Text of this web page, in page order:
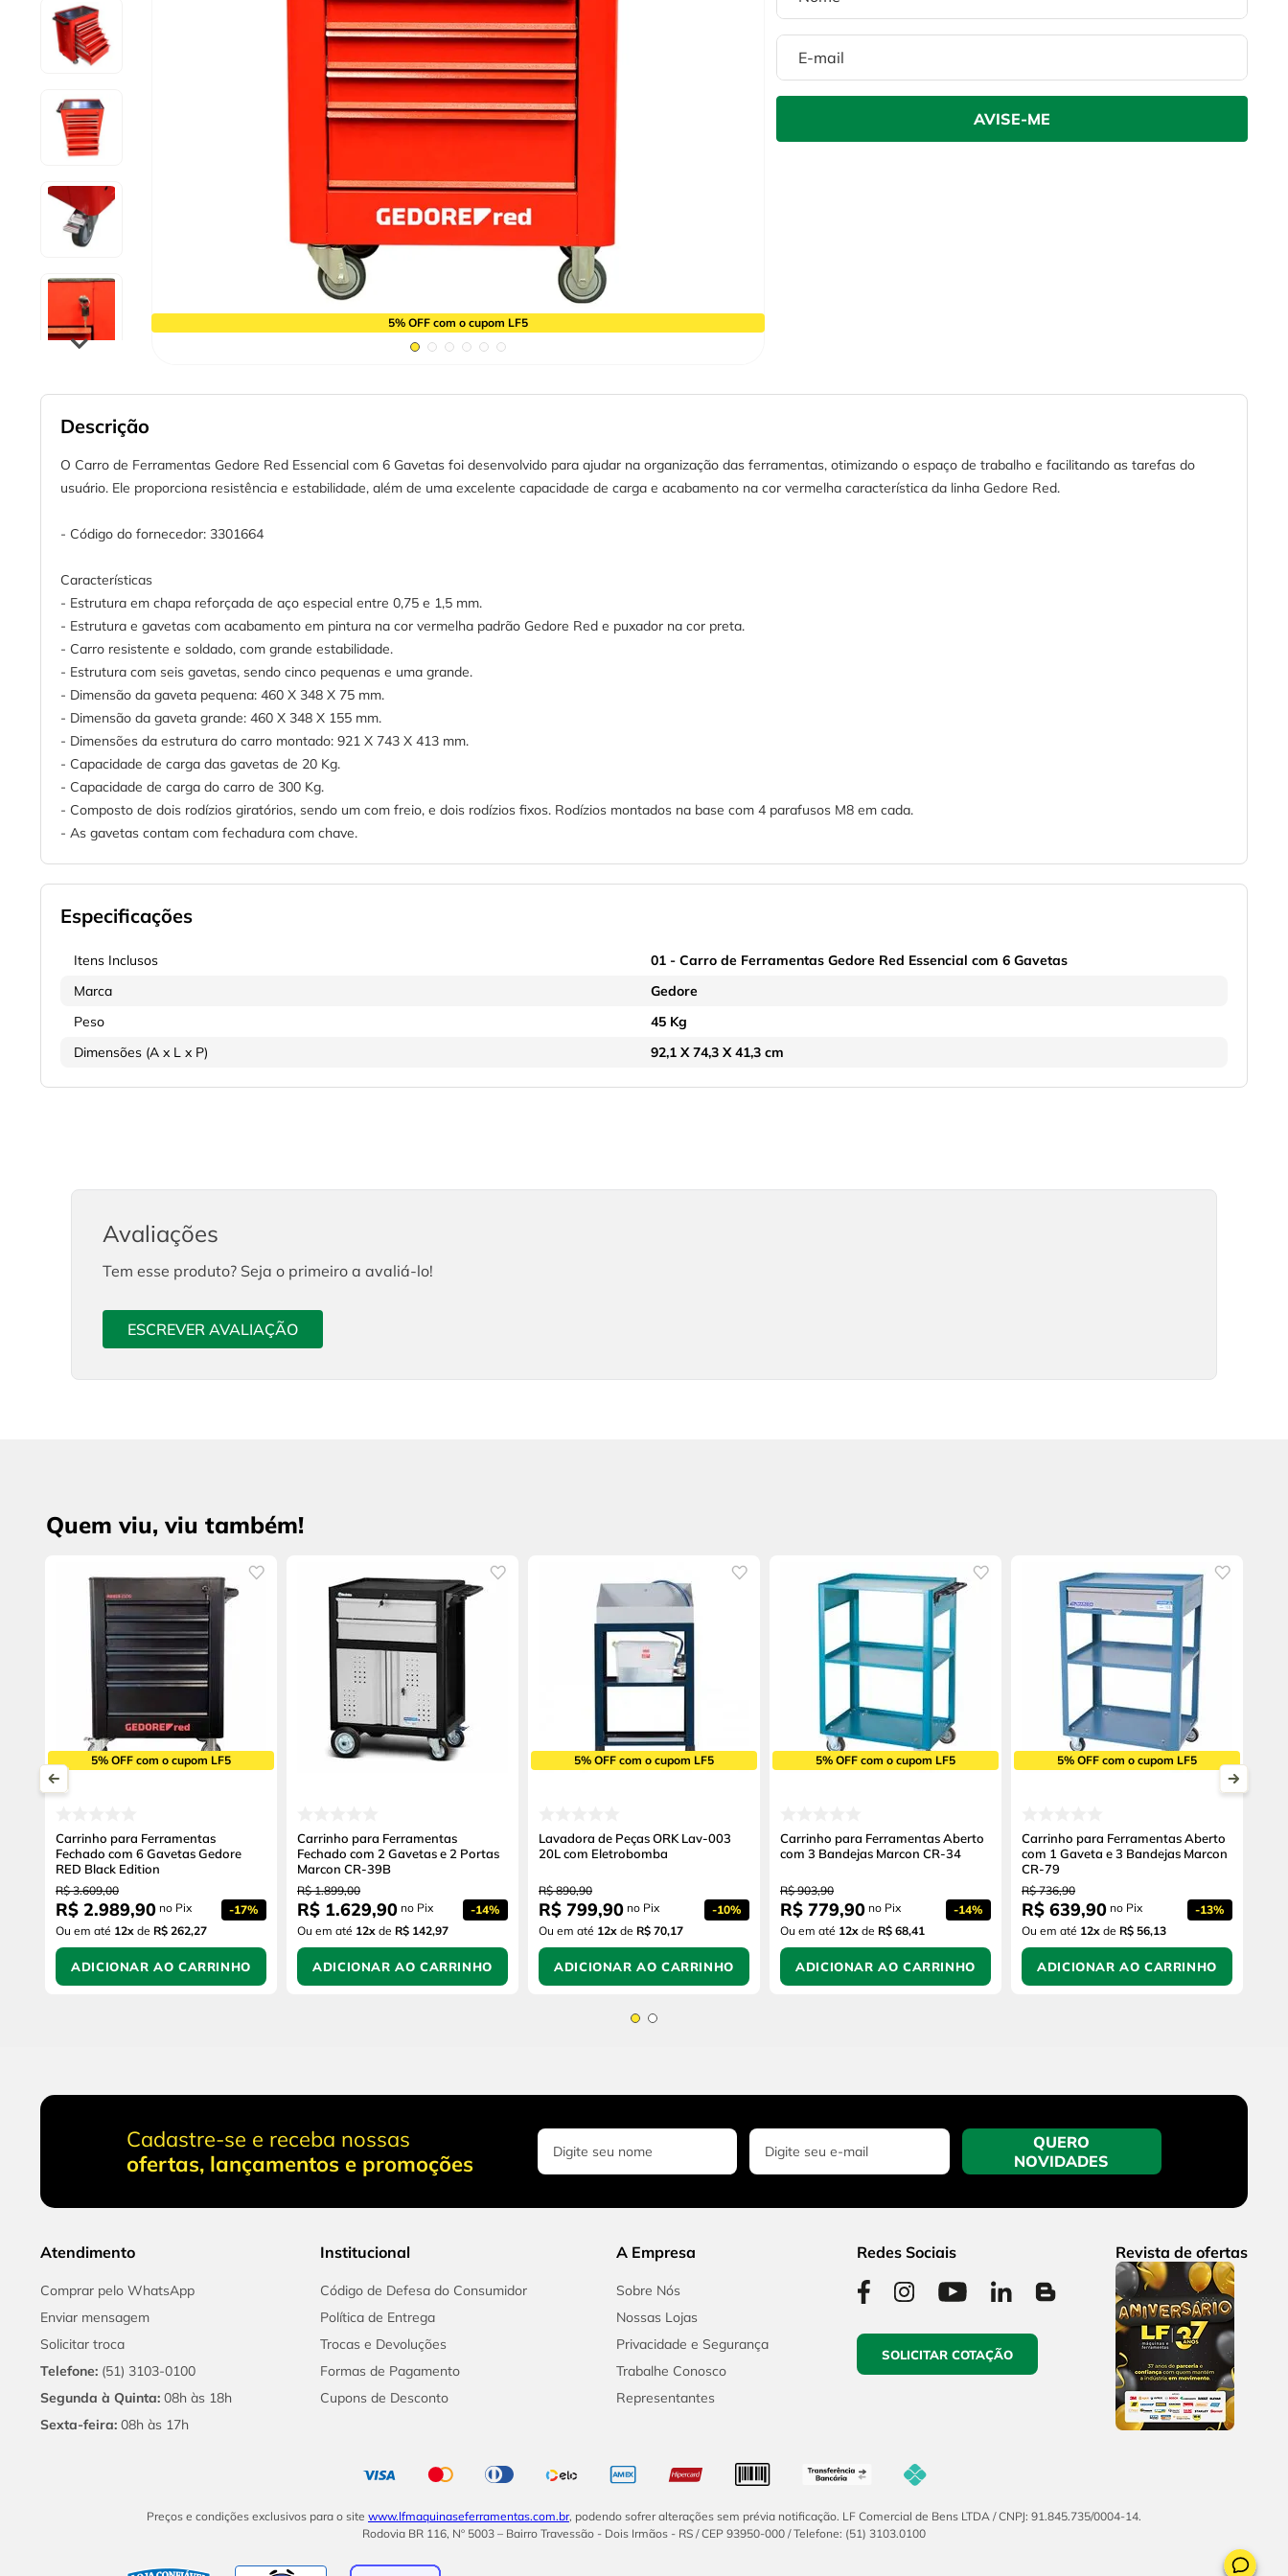
5% OFF com o cupom LF5
Descrição
O Carro de Ferramentas Gedore Red Essencial com 6 Gavetas foi desenvolvido para ajudar na organização das ferramentas, otimizando o espaço de trabalho e facilitando as tarefas do
usuário. Ele proporciona resistência e estabilidade, além de uma excelente capacidade de carga e acabamento na cor vermelha característica da linha Gedore Red.
- Código do fornecedor: 3301664
Características
- Estrutura em chapa reforçada de aço especial entre 0,75 e 1,5 mm.
- Estrutura e gavetas com acabamento em pintura na cor vermelha padrão Gedore Red e puxador na cor preta.
- Carro resistente e soldado, com grande estabilidade.
- Estrutura com seis gavetas, sendo cinco pequenas e uma grande.
- Dimensão da gaveta pequena: 460 X 348 X 75 mm.
- Dimensão da gaveta grande: 460 X 348 X 155 mm.
- Dimensões da estrutura do carro montado: 921 X 743 X 413 mm.
- Capacidade de carga das gavetas de 20 Kg.
- Capacidade de carga do carro de 300 Kg.
- Composto de dois rodízios giratórios, sendo um com freio, e dois rodízios fixos. Rodízios montados na base com 4 parafusos M8 em cada.
- As gavetas contam com fechadura com chave.
Especificações
Itens Inclusos
01 - Carro de Ferramentas Gedore Red Essencial com 6 Gavetas
Marca
Gedore
Peso
45 Kg
Dimensões (A x L x P)
92,1 X 74,3 X 41,3 cm
Avaliações
Tem esse produto? Seja o primeiro a avaliá-lo!
ESCREVER AVALIAÇÃO
Quem viu, viu também!
5% OFF com o cupom LF5
Carrinho para Ferramentas
Fechado com 6 Gavetas Gedore
RED Black Edition
R$ 3.609,00
R$ 2.989,90 no Pix -17%
Ou em até 12x de R$ 262,27
ADICIONAR AO CARRINHO
Carrinho para Ferramentas
Fechado com 2 Gavetas e 2 Portas
Marcon CR-39B
R$ 1.899,00
R$ 1.629,90 no Pix -14%
Ou em até 12x de R$ 142,97
ADICIONAR AO CARRINHO
5% OFF com o cupom LF5
Lavadora de Peças ORK Lav-003
20L com Eletrobomba
R$ 890,90
R$ 799,90 no Pix -10%
Ou em até 12x de R$ 70,17
ADICIONAR AO CARRINHO
5% OFF com o cupom LF5
Carrinho para Ferramentas Aberto
com 3 Bandejas Marcon CR-34
R$ 903,90
R$ 779,90 no Pix -14%
Ou em até 12x de R$ 68,41
ADICIONAR AO CARRINHO
5% OFF com o cupom LF5
Carrinho para Ferramentas Aberto
com 1 Gaveta e 3 Bandejas Marcon
CR-79
R$ 736,90
R$ 639,90 no Pix -13%
Ou em até 12x de R$ 56,13
ADICIONAR AO CARRINHO
Cadastre-se e receba nossas
ofertas, lançamentos e promoções
QUERO
NOVIDADES
Atendimento
Comprar pelo WhatsApp
Enviar mensagem
Solicitar troca
Telefone: (51) 3103-0100
Segunda à Quinta: 08h às 18h
Sexta-feira: 08h às 17h
Institucional
Código de Defesa do Consumidor
Política de Entrega
Trocas e Devoluções
Formas de Pagamento
Cupons de Desconto
A Empresa
Sobre Nós
Nossas Lojas
Privacidade e Segurança
Trabalhe Conosco
Representantes
Redes Sociais
SOLICITAR COTAÇÃO
Revista de ofertas
Preços e condições exclusivos para o site www.lfmaquinaseferramentas.com.br, podendo sofrer alterações sem prévia notificação. LF Comercial de Bens LTDA / CNPJ: 91.845.735/0004-14.
Rodovia BR 116, Nº 5003 – Bairro Travessão - Dois Irmãos - RS / CEP 93950-000 / Telefone: (51) 3103.0100
disco corte